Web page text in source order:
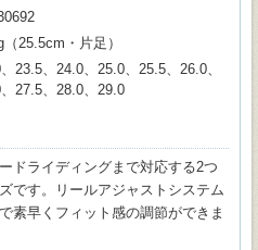
（25.5cm・片足）
23.5、24.0、25.0、25.5、26.0、
27.5、28.0、29.0
ドライディングまで対応する2つ
です。リールアジャストシステム
素早くフィット感の調節ができま